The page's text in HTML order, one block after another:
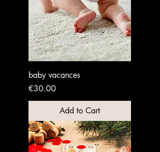
baby vacances
Price
€30.00
Add to Cart